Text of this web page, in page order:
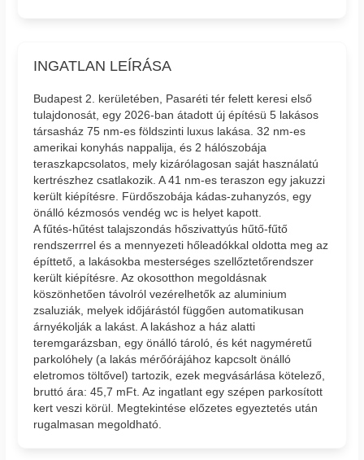
INGATLAN LEÍRÁSA
Budapest 2. kerületében, Pasaréti tér felett keresi első
tulajdonosát, egy 2026-ban átadott új építésü 5 lakásos
társasház 75 nm-es földszinti luxus lakása. 32 nm-es
amerikai konyhás nappalija, és 2 hálószobája
teraszkapcsolatos, mely kizárólagosan saját használatú
kertrészhez csatlakozik. A 41 nm-es teraszon egy jakuzzi
került kiépítésre. Fürdőszobája kádas-zuhanyzós, egy
önálló kézmosós vendég wc is helyet kapott.
A fűtés-hűtést talajszondás hőszivattyús hűtő-fűtő
rendszerrrel és a mennyezeti hőleadókkal oldotta meg az
építtető, a lakásokba mesterséges szellőztetőrendszer
került kiépítésre. Az okosotthon megoldásnak
köszönhetően távolról vezérelhetők az aluminium
zsaluziák, melyek időjárástól függően automatikusan
árnyékolják a lakást. A lakáshoz a ház alatti
teremgarázsban, egy önálló tároló, és két nagyméretű
parkolóhely (a lakás mérőórájához kapcsolt önálló
eletromos töltővel) tartozik, ezek megvásárlása kötelező,
bruttó ára: 45,7 mFt. Az ingatlant egy szépen parkosított
kert veszi körül. Megtekintése előzetes egyeztetés után
rugalmasan megoldható.